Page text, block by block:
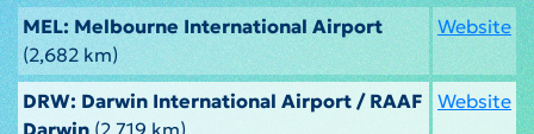
MEL: Melbourne International Airport
(2,682 km)
Website
DRW: Darwin International Airport / RAAF
Darwin (2,719 km)
Website